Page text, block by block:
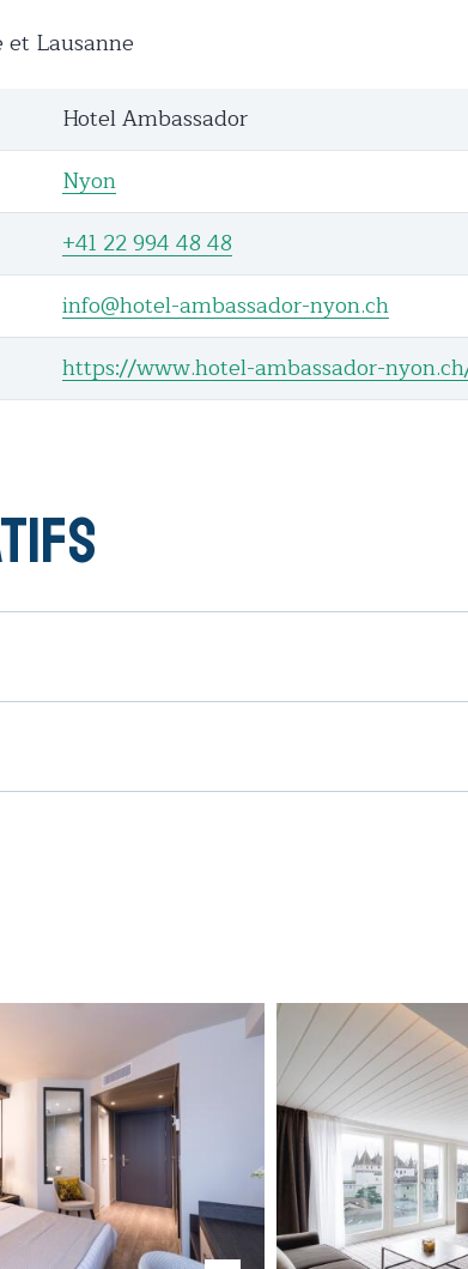
et Lausanne
Hotel Ambassador
Nyon
+41 22 994 48 48
info@hotel-ambassador-nyon.ch
https://www.hotel-ambassador-